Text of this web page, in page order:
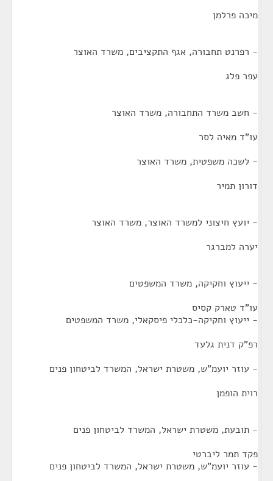
מיכה פרלמן
- רפרנט תחבורה, אגף התקציבים, משרד האוצר
עפר פלג
- חשב משרד התחבורה, משרד האוצר
עו"ד מאיה לסר
- לשכה משפטית, משרד האוצר
דורון תמיר
- יועץ חיצוני למשרד האוצר, משרד האוצר
יערה למברגר
- ייעוץ וחקיקה, משרד המשפטים
עו"ד טארק קסיס
- ייעוץ וחקיקה-כלכלי פיסקאלי, משרד המשפטים
רפ"ק דנית גלעד
- עוזר יועמ"ש, משטרת ישראל, המשרד לביטחון פנים
רוית הופמן
- תובעת, משטרת ישראל, המשרד לביטחון פנים
פקד תמר ליברטי
- עוזר יועמ"ש, משטרת ישראל, המשרד לביטחון פנים